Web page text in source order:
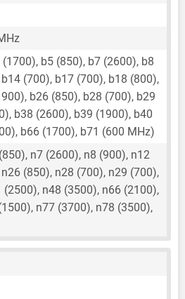
b5 (850), b7 (2600), b8
(700), b17 (700), b18 (800),
b26 (850), b28 (700), b29
b38 (2600), b39 (1900), b40
b66 (1700), b71 (600 MHz)
n7 (2600), n8 (900), n12
(850), n28 (700), n29 (700),
n48 (3500), n66 (2100),
n77 (3700), n78 (3500),